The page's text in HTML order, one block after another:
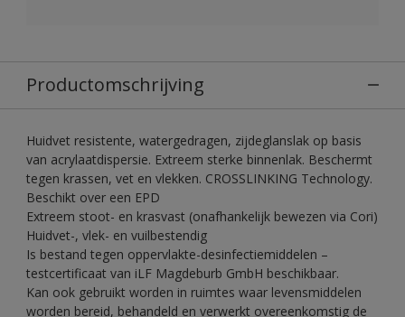
Productomschrijving
Huidvet resistente, watergedragen, zijdeglanslak op basis
van acrylaatdispersie. Extreem sterke binnenlak. Beschermt
tegen krassen, vet en vlekken. CROSSLINKING Technology.
Beschikt over een EPD
Extreem stoot- en krasvast (onafhankelijk bewezen via Cori)
Huidvet-, vlek- en vuilbestendig
Is bestand tegen oppervlakte-desinfectiemiddelen –
testcertificaat van iLF Magdeburb GmbH beschikbaar.
Kan ook gebruikt worden in ruimtes waar levensmiddelen
worden bereid, behandeld en verwerkt overeenkomstig de